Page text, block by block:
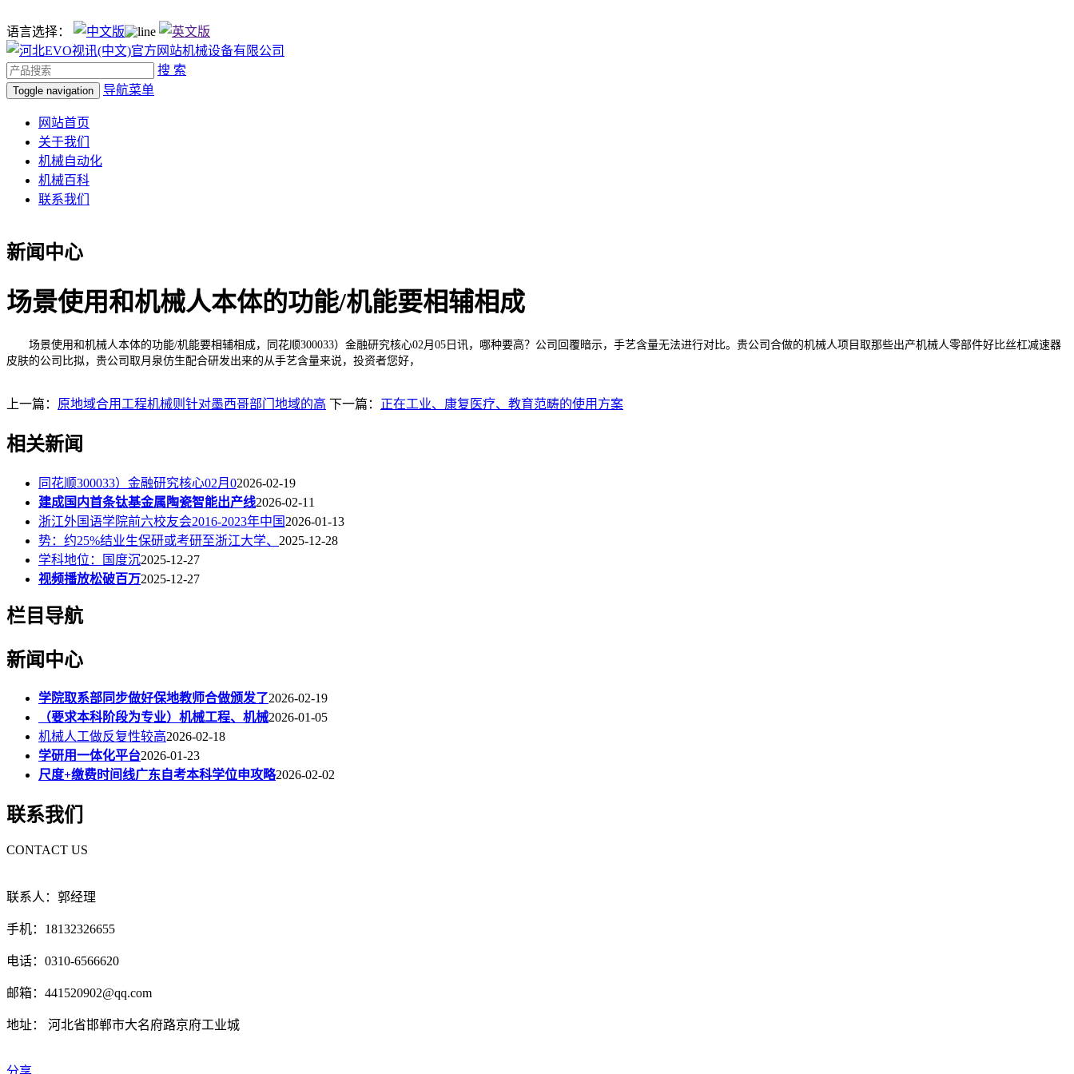
语言选择：
搜 索
Toggle navigation 导航菜单
网站首页
关于我们
机械自动化
机械百科
联系我们
新闻中心
场景使用和机械人本体的功能/机能要相辅相成
场景使用和机械人本体的功能/机能要相辅相成，同花顺300033）金融研究核心02月05日讯，哪种要高？公司回覆暗示，手艺含量无法进行对比。贵公司合做的机械人项目取那些出产机械人零部件好比丝杠减速器
皮肤的公司比拟，贵公司取月泉仿生配合研发出来的从手艺含量来说，投资者您好，
上一篇： 原地域合用工程机械则针对墨西哥部门地域的高 下一篇： 正在工业、康复医疗、教育范畴的使用方案
相关新闻
同花顺300033）金融研究核心02月02026-02-19
建成国内首条钛基金属陶瓷智能出产线2026-02-11
浙江外国语学院前六校友会2016-2023年中国 2026-01-13
势：约25%结业生保研或考研至浙江大学、 2025-12-28
学科地位：国度沉2025-12-27
视频播放松破百万2025-12-27
栏目导航
新闻中心
学院取系部同步做好保地教师合做颁发了2026-02-19
（要求本科阶段为专业）机械工程、机械2026-01-05
机械人工做反复性较高2026-02-18
学研用一体化平台2026-01-23
尺度+缴费时间线广东自考本科学位申攻略2026-02-02
联系我们
CONTACT US
联系人：郭经理
手机：18132326655
电话：0310-6566620
邮箱：441520902@qq.com
地址： 河北省邯郸市大名府路京府工业城